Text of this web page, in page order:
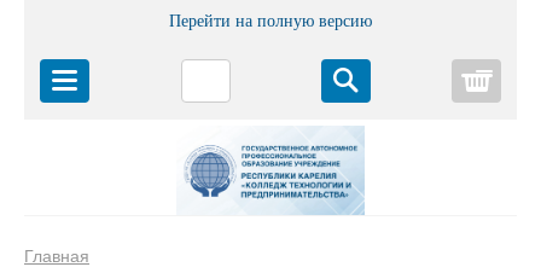
Перейти на полную версию
Главная